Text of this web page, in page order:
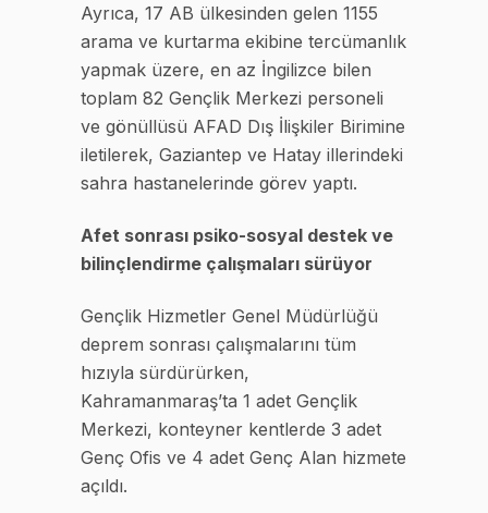
Ayrıca, 17 AB ülkesinden gelen 1155
arama ve kurtarma ekibine tercümanlık
yapmak üzere, en az İngilizce bilen
toplam 82 Gençlik Merkezi personeli
ve gönüllüsü AFAD Dış İlişkiler Birimine
iletilerek, Gaziantep ve Hatay illerindeki
sahra hastanelerinde görev yaptı.
Afet sonrası psiko-sosyal destek ve
bilinçlendirme çalışmaları sürüyor
Gençlik Hizmetler Genel Müdürlüğü
deprem sonrası çalışmalarını tüm
hızıyla sürdürürken,
Kahramanmaraş’ta 1 adet Gençlik
Merkezi, konteyner kentlerde 3 adet
Genç Ofis ve 4 adet Genç Alan hizmete
açıldı.